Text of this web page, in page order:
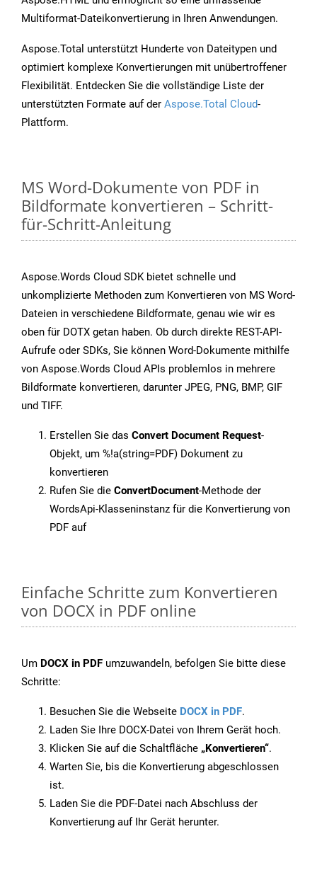
Multiformat-Dateikonvertierung in Ihren Anwendungen.
Aspose.Total unterstützt Hunderte von Dateitypen und
optimiert komplexe Konvertierungen mit unübertroffener
Flexibilität. Entdecken Sie die vollständige Liste der
unterstützten Formate auf der Aspose.Total Cloud-
Plattform.
MS Word-Dokumente von PDF in
Bildformate konvertieren – Schritt-
für-Schritt-Anleitung
Aspose.Words Cloud SDK bietet schnelle und
unkomplizierte Methoden zum Konvertieren von MS Word-
Dateien in verschiedene Bildformate, genau wie wir es
oben für DOTX getan haben. Ob durch direkte REST-API-
Aufrufe oder SDKs, Sie können Word-Dokumente mithilfe
von Aspose.Words Cloud APIs problemlos in mehrere
Bildformate konvertieren, darunter JPEG, PNG, BMP, GIF
und TIFF.
Erstellen Sie das Convert Document Request-
Objekt, um %!a(string=PDF) Dokument zu
konvertieren
Rufen Sie die ConvertDocument-Methode der
WordsApi-Klasseninstanz für die Konvertierung von
PDF auf
Einfache Schritte zum Konvertieren
von DOCX in PDF online
Um DOCX in PDF umzuwandeln, befolgen Sie bitte diese
Schritte:
Besuchen Sie die Webseite DOCX in PDF.
Laden Sie Ihre DOCX-Datei von Ihrem Gerät hoch.
Klicken Sie auf die Schaltfläche „Konvertieren“.
Warten Sie, bis die Konvertierung abgeschlossen
ist.
Laden Sie die PDF-Datei nach Abschluss der
Konvertierung auf Ihr Gerät herunter.